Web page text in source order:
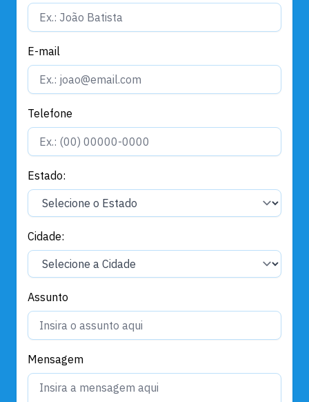
E-mail
Telefone
Estado:
Cidade:
Assunto
Mensagem